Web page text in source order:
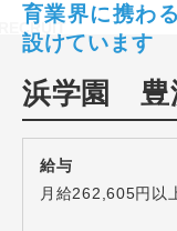
育業界に携わ
設けています
浜学園 豊
給与
月給262,605円以